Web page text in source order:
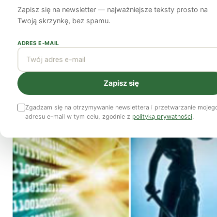
Bartłomiej Kozek 23 września 2011
Zapisz się na newsletter — najważniejsze teksty prosto na
Twoją skrzynkę, bez spamu.
ADRES E-MAIL
Zapisz się
Zgadzam się na otrzymywanie newslettera i przetwarzanie
adresu e-mail w tym celu, zgodnie z polityką prywatności.